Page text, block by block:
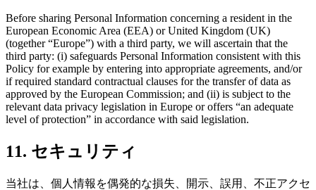
Before sharing Personal Information concerning a resident in the
European Economic Area (EEA) or United Kingdom (UK)
(together “Europe”) with a third party, we will ascertain that the
third party: (i) safeguards Personal Information consistent with this
Policy for example by entering into appropriate agreements, and/or
if required standard contractual clauses for the transfer of data as
approved by the European Commission; and (ii) is subject to the
relevant data privacy legislation in Europe or offers “an adequate
level of protection” in accordance with said legislation.
11. セキュリティ
当社は、個人情報を偶発的な損失、開示、誤用、不正アクセ